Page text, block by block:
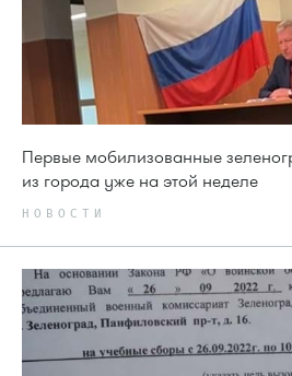
Первые мобилизованные
из города уже на этой неделе
НОВОСТИ